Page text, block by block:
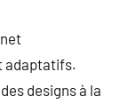
adaptatifs.
designs à la